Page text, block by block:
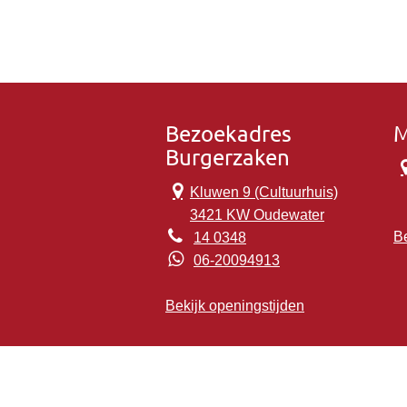
Bezoekadres
Burgerzaken
Kluwen 9 (Cultuurhuis)
3421 KW Oudewater
14 0348
06-20094913
Bekijk openingstijden